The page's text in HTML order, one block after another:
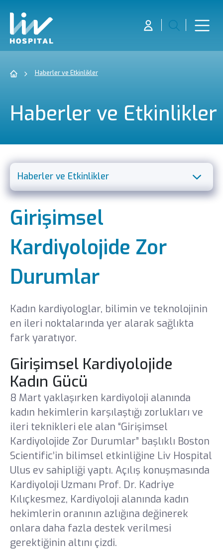
Haberler ve Etkinlikler
Haberler ve Etkinlikler
Haberler ve Etkinlikler
Yönetim Kurulu
Gebelik Okulu
Ödüllerimiz
İnsan Kaynakları
Haberler ve Etkinlikler
Medya
Basında Biz
Sanal Tur
Tanıtım Filmleri
Kataloglar
E-Dergi
Sponsorluklar
Sağlık Turizmi Yetki Belgesi
Girişimsel
Kardiyolojide Zor
Durumlar
Kadın kardiyologlar, bilimin ve teknolojinin
en ileri noktalarında yer alarak sağlıkta
fark yaratıyor.
Girişimsel Kardiyolojide
Kadın Gücü
8 Mart yaklaşırken kardiyoloji alanında
kadın hekimlerin karşılaştığı zorlukları ve
ileri teknikleri ele alan “Girişimsel
Kardiyolojide Zor Durumlar” başlıklı Boston
Scientific’in bilimsel etkinliğine Liv Hospital
Ulus ev sahipliği yaptı. Açılış konuşmasında
Kardiyoloji Uzmanı Prof. Dr. Kadriye
Kılıçkesmez, Kardiyoloji alanında kadın
hekimlerin oranının azlığına değinerek
onlara daha fazla destek verilmesi
gerektiğinin altını çizdi.